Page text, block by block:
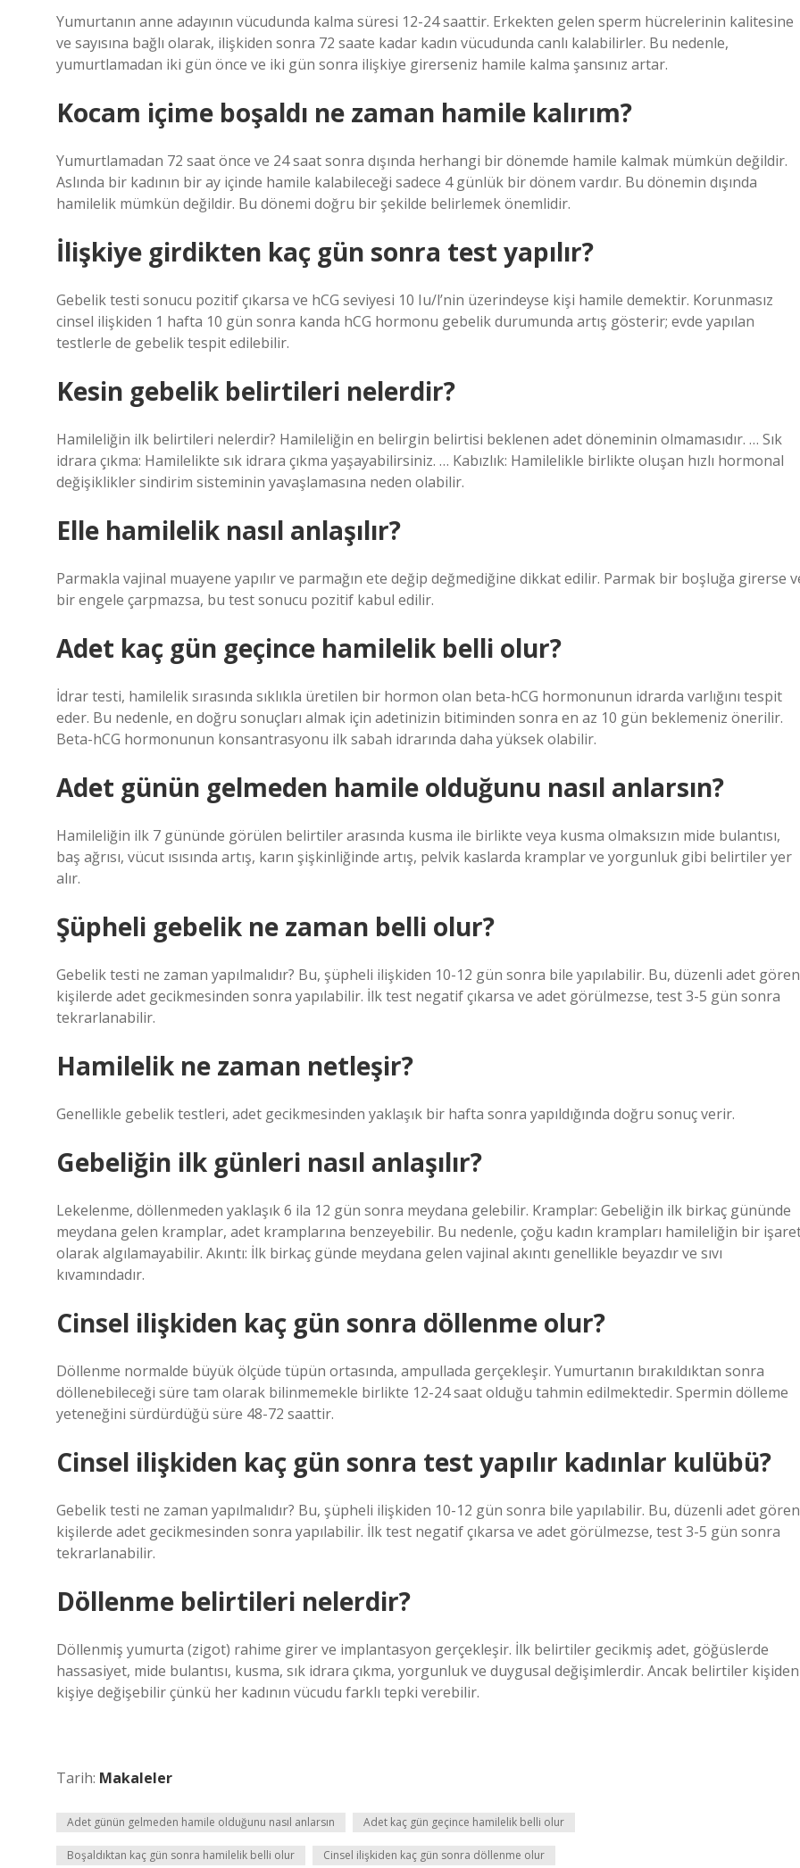
Yumurtanın anne adayının vücudunda kalma süresi 12-24 saattir. Erkekten gelen sperm hücrelerinin kalitesine
ve sayısına bağlı olarak, ilişkiden sonra 72 saate kadar kadın vücudunda canlı kalabilirler. Bu nedenle,
yumurtlamadan iki gün önce ve iki gün sonra ilişkiye girerseniz hamile kalma şansınız artar.
Kocam içime boşaldı ne zaman hamile kalırım?
Yumurtlamadan 72 saat önce ve 24 saat sonra dışında herhangi bir dönemde hamile kalmak mümkün değildir.
Aslında bir kadının bir ay içinde hamile kalabileceği sadece 4 günlük bir dönem vardır. Bu dönemin dışında
hamilelik mümkün değildir. Bu dönemi doğru bir şekilde belirlemek önemlidir.
İlişkiye girdikten kaç gün sonra test yapılır?
Gebelik testi sonucu pozitif çıkarsa ve hCG seviyesi 10 Iu/l’nin üzerindeyse kişi hamile demektir. Korunmasız
cinsel ilişkiden 1 hafta 10 gün sonra kanda hCG hormonu gebelik durumunda artış gösterir; evde yapılan
testlerle de gebelik tespit edilebilir.
Kesin gebelik belirtileri nelerdir?
Hamileliğin ilk belirtileri nelerdir? Hamileliğin en belirgin belirtisi beklenen adet döneminin olmamasıdır. … Sık
idrara çıkma: Hamilelikte sık idrara çıkma yaşayabilirsiniz. … Kabızlık: Hamilelikle birlikte oluşan hızlı hormonal
değişiklikler sindirim sisteminin yavaşlamasına neden olabilir.
Elle hamilelik nasıl anlaşılır?
Parmakla vajinal muayene yapılır ve parmağın ete değip değmediğine dikkat edilir. Parmak bir boşluğa girerse
bir engele çarpmazsa, bu test sonucu pozitif kabul edilir.
Adet kaç gün geçince hamilelik belli olur?
İdrar testi, hamilelik sırasında sıklıkla üretilen bir hormon olan beta-hCG hormonunun idrarda varlığını tespit
eder. Bu nedenle, en doğru sonuçları almak için adetinizin bitiminden sonra en az 10 gün beklemeniz önerilir.
Beta-hCG hormonunun konsantrasyonu ilk sabah idrarında daha yüksek olabilir.
Adet günün gelmeden hamile olduğunu nasıl anlarsın?
Hamileliğin ilk 7 gününde görülen belirtiler arasında kusma ile birlikte veya kusma olmaksızın mide bulantısı,
baş ağrısı, vücut ısısında artış, karın şişkinliğinde artış, pelvik kaslarda kramplar ve yorgunluk gibi belirtiler yer
alır.
Şüpheli gebelik ne zaman belli olur?
Gebelik testi ne zaman yapılmalıdır? Bu, şüpheli ilişkiden 10-12 gün sonra bile yapılabilir. Bu, düzenli adet gören
kişilerde adet gecikmesinden sonra yapılabilir. İlk test negatif çıkarsa ve adet görülmezse, test 3-5 gün sonra
tekrarlanabilir.
Hamilelik ne zaman netleşir?
Genellikle gebelik testleri, adet gecikmesinden yaklaşık bir hafta sonra yapıldığında doğru sonuç verir.
Gebeliğin ilk günleri nasıl anlaşılır?
Lekelenme, döllenmeden yaklaşık 6 ila 12 gün sonra meydana gelebilir. Kramplar: Gebeliğin ilk birkaç gününde
meydana gelen kramplar, adet kramplarına benzeyebilir. Bu nedenle, çoğu kadın krampları hamileliğin bir
olarak algılamayabilir. Akıntı: İlk birkaç günde meydana gelen vajinal akıntı genellikle beyazdır ve sıvı
kıvamındadır.
Cinsel ilişkiden kaç gün sonra döllenme olur?
Döllenme normalde büyük ölçüde tüpün ortasında, ampullada gerçekleşir. Yumurtanın bırakıldıktan sonra
döllenebileceği süre tam olarak bilinmemekle birlikte 12-24 saat olduğu tahmin edilmektedir. Spermin dölleme
yeteneğini sürdürdüğü süre 48-72 saattir.
Cinsel ilişkiden kaç gün sonra test yapılır kadınlar kulübü?
Gebelik testi ne zaman yapılmalıdır? Bu, şüpheli ilişkiden 10-12 gün sonra bile yapılabilir. Bu, düzenli adet gören
kişilerde adet gecikmesinden sonra yapılabilir. İlk test negatif çıkarsa ve adet görülmezse, test 3-5 gün sonra
tekrarlanabilir.
Döllenme belirtileri nelerdir?
Döllenmiş yumurta (zigot) rahime girer ve implantasyon gerçekleşir. İlk belirtiler gecikmiş adet, göğüslerde
hassasiyet, mide bulantısı, kusma, sık idrara çıkma, yorgunluk ve duygusal değişimlerdir. Ancak belirtiler kişiden
kişiye değişebilir çünkü her kadının vücudu farklı tepki verebilir.
Tarih: Makaleler
Adet günün gelmeden hamile olduğunu nasıl anlarsın Adet kaç gün geçince hamilelik belli olur
Boşaldıktan kaç gün sonra hamilelik belli olur Cinsel ilişkiden kaç gün sonra döllenme olur